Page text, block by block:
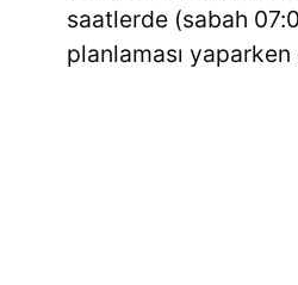
saatlerde (sabah
planlaması